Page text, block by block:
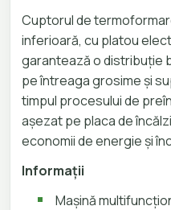
Cuptorul de
inferioară, cu platou
garantează o distribuție
pe întreaga grosime și
timpul procesului de
așezat pe placa de
economii de energie și
Informații
Mașină